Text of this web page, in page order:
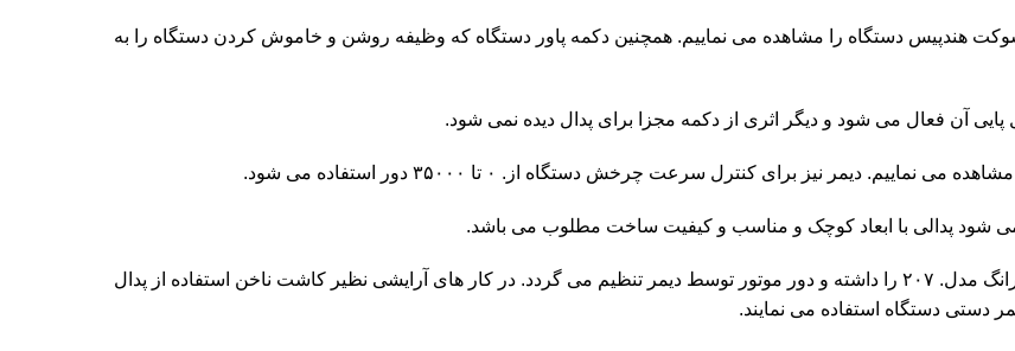
دستگاه و سوکت هندپیس دستگاه را مشاهده می نماییم. همچنین دکمه پاور دستگاه که وظیفه روشن و خاموش کردن دستگاه را به
دیمر نیز برای کنترل سرعت چرخش دستگاه از. ۰ تا ۳۵۰۰۰ دور استفاده می شود.
مدل. ۲۰۷ را داشته و دور موتور توسط دیمر تنظیم می گردد. در کار های آرایشی نظیر کاشت ناخن استفاده از پدال
دستی دستگاه استفاده می نمایند.